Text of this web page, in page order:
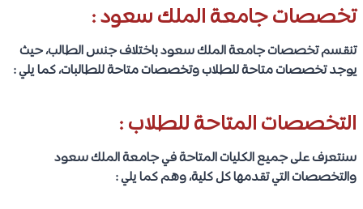
تخصصات جامعة الملك سعود :
تنقسم تخصصات جامعة الملك سعود باختلاف جنس الطالب، حيث
يوجد تخصصات متاحة للطلاب وتخصصات متاحة للطالبات، كما يلي :
التخصصات المتاحة للطلاب :
سنتعرف على جميع الكليات المتاحة في جامعة الملك سعود
والتخصصات التي تقدمها كل كلية، وهم كما يلي :